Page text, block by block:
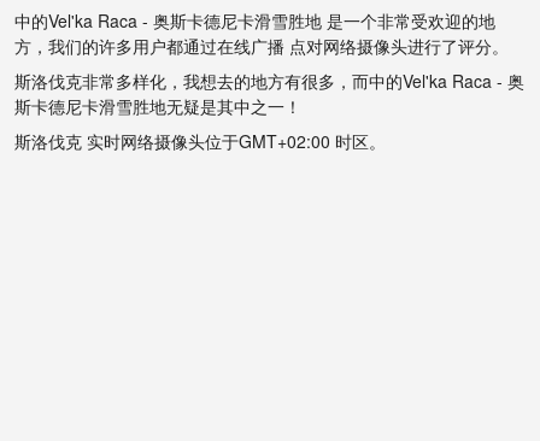
中的Vel'ka Raca - 奥斯卡德尼卡滑雪胜地 是一个非常受欢迎的地
方，我们的许多用户都通过在线广播 点对网络摄像头进行了评分。
斯洛伐克非常多样化，我想去的地方有很多，而中的Vel'ka Raca - 奥
斯卡德尼卡滑雪胜地无疑是其中之一！
斯洛伐克 实时网络摄像头位于GMT+02:00 时区。